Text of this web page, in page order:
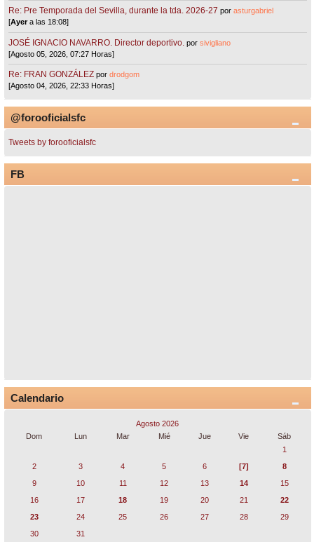
Re: Pre Temporada del Sevilla, durante la tda. 2026-27 porasturgabriel
[Ayera las 18:08]
JOSÉ IGNACIO NAVARRO. Director deportivo. porsivigliano
[Agosto 05, 2026, 07:27 Horas]
Re: FRAN GONZÁLEZ pordrodgom
[Agosto 04, 2026, 22:33 Horas]
@forooficialsfc
Tweets by forooficialsfc
FB
Calendario
Agosto 2026
Dom
Lun Mar Mié Jue Vie
Sáb
1
2
3 4 5 6 [7]
8
9
10 11 12 13 14
15
16
17 18 19 20 21
22
23
24 25 26 27 28
29
30
31